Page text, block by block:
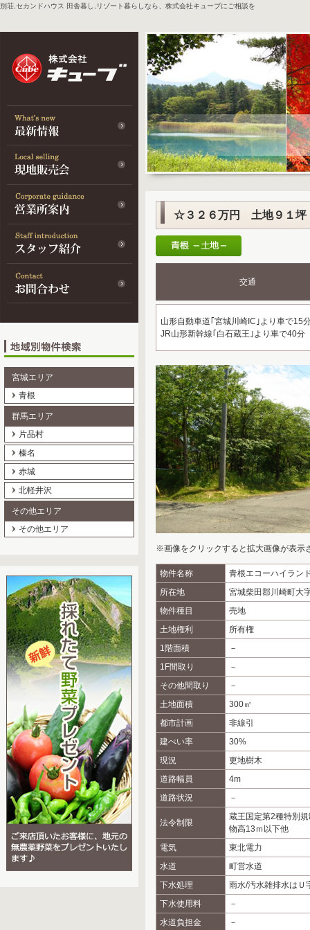
別荘,セカンドハウス 田舎暮し,リゾート暮らしなら、株式会社キューブにご相談を
宮城エリア
青根
群馬エリア
片品村
榛名
赤城
北軽井沢
その他エリア
その他エリア
☆３２６万円 土地９１坪
交通
山形自動車道｢宮城川崎IC｣より車で15
JR山形新幹線｢白石蔵王｣より車で40分
※画像をクリックすると拡大画像が表示
物件名称
青根エコーハイラン
所在地
宮城柴田郡川崎町大
物件種目
売地
土地権利
所有権
1階面積
－
1F間取り
－
その他間取り
－
土地面積
300㎡
都市計画
非線引
建ぺい率
30%
現況
更地樹木
道路幅員
4m
道路状況
－
法令制限
蔵王国定第2種特別
物高13ｍ以下他
電気
東北電力
水道
町営水道
下水処理
雨水/汚水雑排水はＵ
下水使用料
－
水道負担金
－